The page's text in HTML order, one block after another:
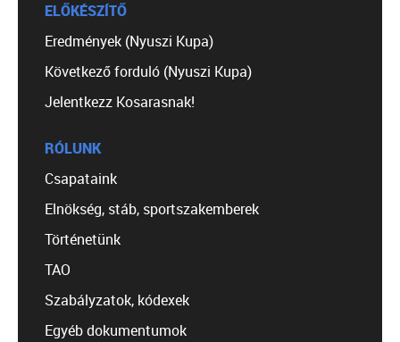
ELŐKÉSZÍTŐ
Eredmények (Nyuszi Kupa)
Következő forduló (Nyuszi Kupa)
Jelentkezz Kosarasnak!
RÓLUNK
Csapataink
Elnökség, stáb, sportszakemberek
Történetünk
TAO
Szabályzatok, kódexek
Egyéb dokumentumok